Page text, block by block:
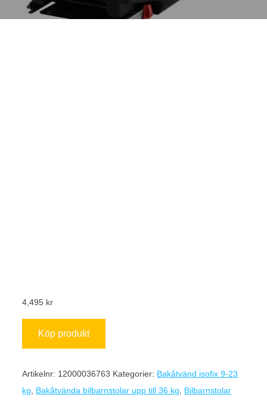
4,495 kr
Köp produkt
Artikelnr: 12000036763 Kategorier: Bakåtvänd isofix 9-23
kg
Bakåtvända bilbarnstolar upp till 36 kg Bilbarnstolar